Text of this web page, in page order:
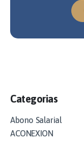
Categorias
Abono Salarial
ACONEXION